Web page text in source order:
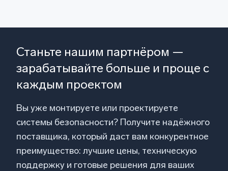
Станьте нашим партнёром —
зарабатывайте больше и проще с
каждым проектом
Вы уже монтируете или проектируете
системы безопасности? Получите надёжного
поставщика, который даст вам конкурентное
преимущество: лучшие цены, техническую
поддержку и готовые решения для ваших